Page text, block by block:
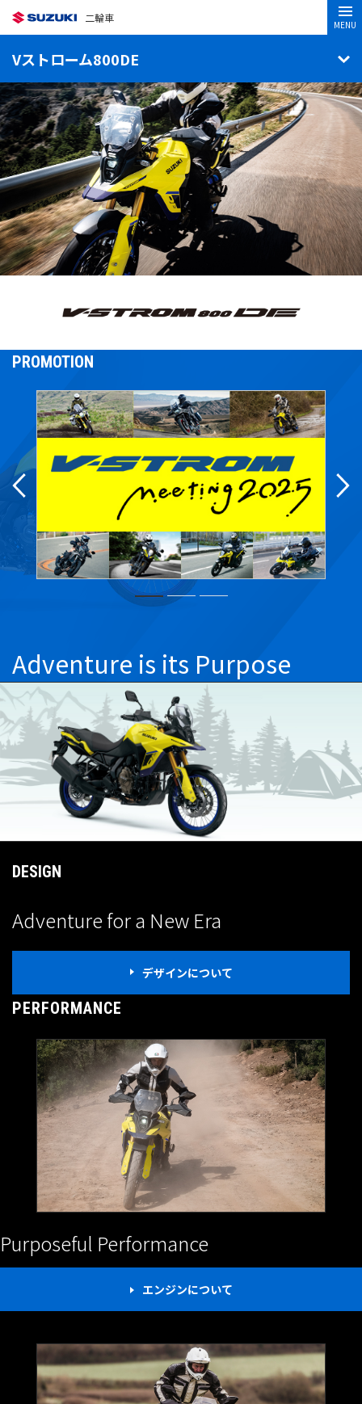
二輪車
MENU
Vストローム800DE
PROMOTION
Adventure is its Purpose
DESIGN
Adventure for a New Era
デザインについて
PERFORMANCE
Purposeful Performance
エンジンについて